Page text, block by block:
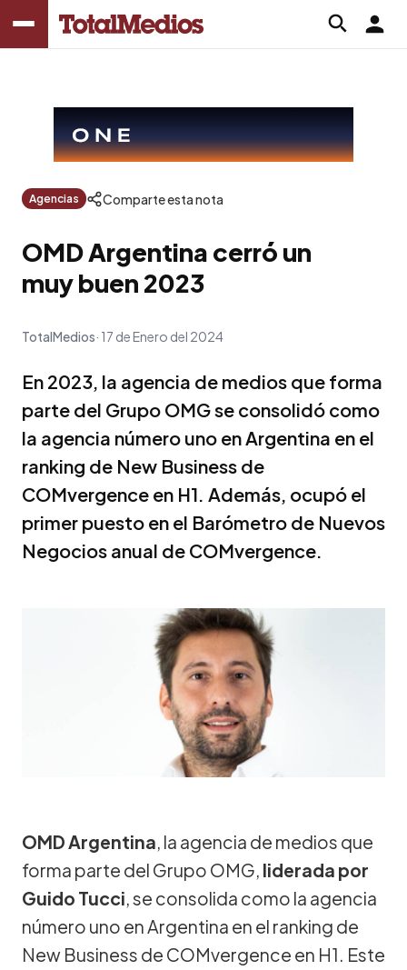
Agencias Comparte esta nota
OMD Argentina cerró un
muy buen 2023
TotalMedios 17 de Enero del 2024
En 2023, la agencia de medios que forma
parte del Grupo OMG se consolidó como
la agencia número uno en Argentina en el
ranking de New Business de
COMvergence en H1. Además, ocupó el
primer puesto en el Barómetro de Nuevos
Negocios anual de COMvergence.
OMD Argentina, la agencia de medios que
forma parte del Grupo OMG, liderada por
Guido Tucci, se consolida como la agencia
número uno en Argentina en el ranking de
New Business de COMvergence en H1. Este